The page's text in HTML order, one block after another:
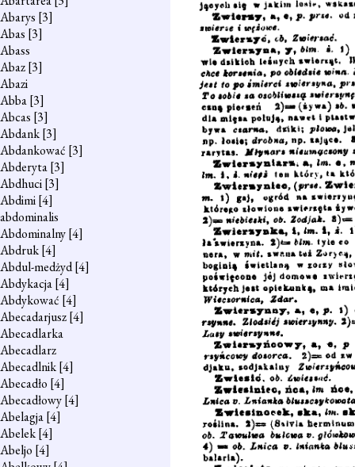
Abarys [3]
Abas [3]
Abass
Abaz[3]
Abazi
Abba[3]
Abcas [3]
Abdank[3]
Abdankować [3]
Abderyta[3]
Abdhuci[3]
Abdimi[4]
abdominalis
Abdominalny[4]
Abdruk[4]
Abdul-medżyd[4]
Abdykacja[4]
Abdykować [4]
Abecadarjusz[4]
Abecadlarka
Abecadlarz
Abecadlnik[4]
Abecadło [4]
Abecadłowy[4]
Abelagja[4]
Abelek[4]
Abeljo [4]